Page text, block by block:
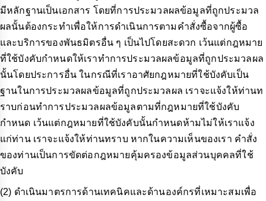
มีหลักฐานเป็นเอกสาร โดยที่การประมวลผลข้อมูลที่ถูกประมวล
ผลนั้นต้องกระทำเพื่อให้การดำเนินการตามคำสั่งซื้อจากผู้ซื้อ
และบริการของพันธมิตรอื่น ๆ เป็นไปโดยสะดวก เว้นแต่กฎหมาย
ที่ใช้บังคับกำหนดให้เราทำการประมวลผลข้อมูลที่ถูกประมวลผล
นั้นโดยประการอื่น ในกรณีที่เราอาศัยกฎหมายที่ใช้บังคับเป็น
ฐานในการประมวลผลข้อมูลที่ถูกประมวลผล เราจะแจ้งให้ท่านท
ราบก่อนทำการประมวลผลข้อมูลตามที่กฎหมายที่ใช้บังคับ
กำหนด เว้นแต่กฎหมายที่ใช้บังคับนั้นกำหนดห้ามไม่ให้เราแจ้ง
แก่ท่าน เราจะแจ้งให้ท่านทราบ หากในความเห็นของเรา คำสั่ง
ของท่านเป็นการขัดต่อกฎหมายคุ้มครองข้อมูลส่วนบุคคลที่ใช้
บังคับ
(2) ดำเนินมาตรการด้านเทคนิคและด้านองค์กรที่เหมาะสมเพื่อ